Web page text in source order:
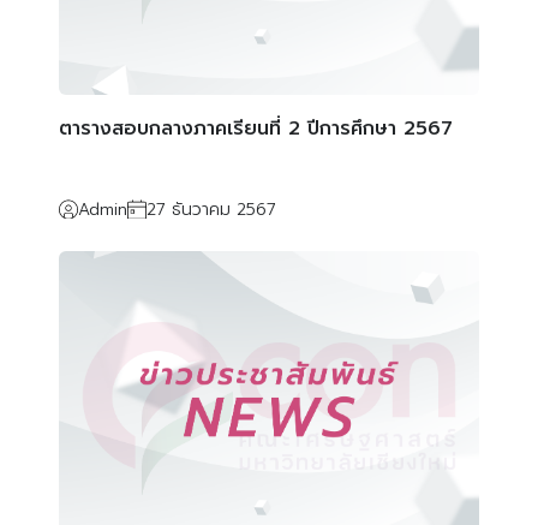
ตารางสอบกลางภาคเรียนที่ 2 ปีการศึกษา 2567
Admin 27 ธันวาคม 2567